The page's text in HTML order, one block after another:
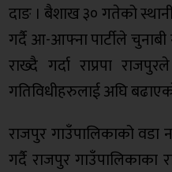
दाङ । बैशाख ३० गतेको
गर्दै आ-आफ्ना पार्टीले
राख्दै गर्दा राप्रपा
गतिविधीहरुलाई अघि
राजपुर गाउँपालिकाको वडा
गर्दै राजपुर गाउँपालिकाका